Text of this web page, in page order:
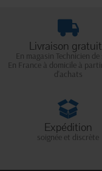
Livraison
En magasin Technicien
En France à domicile à
d'achats
Expédition
soignée et discrète